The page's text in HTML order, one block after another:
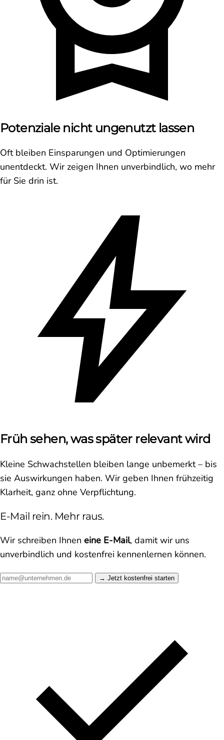
Potenziale nicht ungenutzt lassen
Oft bleiben Einsparungen und Optimierungen
unentdeckt. Wir zeigen Ihnen unverbindlich, wo mehr
für Sie drin ist.
Früh sehen, was später relevant wird
Kleine Schwachstellen bleiben lange unbemerkt – bis
sie Auswirkungen haben. Wir geben Ihnen frühzeitig
Klarheit, ganz ohne Verpflichtung.
E-Mail rein. Mehr raus.
Wir schreiben Ihnen eine E-Mail, damit wir uns
unverbindlich und kostenfrei kennenlernen können.
Jetzt kostenfrei starten →